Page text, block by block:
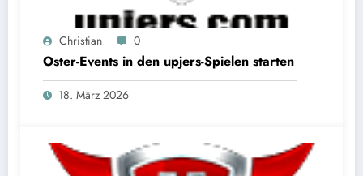
Christian 0
Oster-Events in den upjers-Spielen starten
18. März 2026